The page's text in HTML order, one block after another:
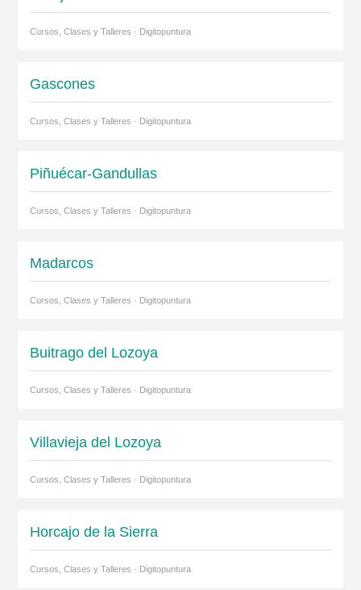
Cursos, Clases y Talleres · Digitopuntura
Gascones
Cursos, Clases y Talleres · Digitopuntura
Piñuécar-Gandullas
Cursos, Clases y Talleres · Digitopuntura
Madarcos
Cursos, Clases y Talleres · Digitopuntura
Buitrago del Lozoya
Cursos, Clases y Talleres · Digitopuntura
Villavieja del Lozoya
Cursos, Clases y Talleres · Digitopuntura
Horcajo de la Sierra
Cursos, Clases y Talleres · Digitopuntura